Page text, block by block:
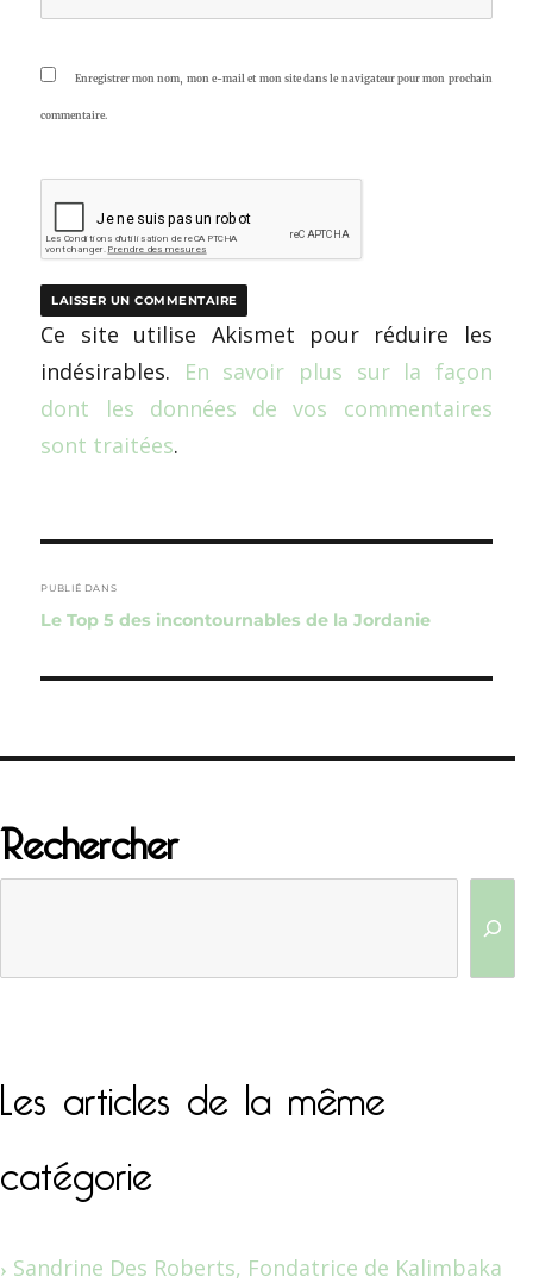
Enregistrer mon nom, mon e-mail et mon site dans le navigateur pour mon prochain
commentaire.
Ce site utilise Akismet pour réduire les
indésirables. En savoir plus sur la façon
dont les données de vos commentaires
sont traitées.
de
l’article
PUBLIÉ DANS
Le Top 5 des incontournables de la Jordanie
Rechercher
Les articles de la même
catégorie
Sandrine Des Roberts, Fondatrice de Kalimbaka